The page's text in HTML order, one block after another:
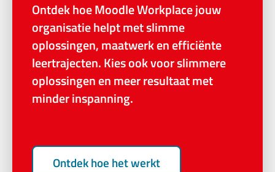
Ontdek hoe Moodle Workplace jouw
organisatie helpt met slimme
oplossingen, maatwerk en efficiënte
leertrajecten. Kies ook voor slimmere
oplossingen en meer resultaat met
minder inspanning.
Ontdek hoe het werkt